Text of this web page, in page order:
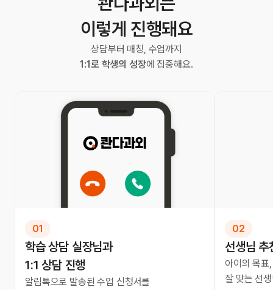
이렇게 진행돼요
상담부터 매칭, 수업까지
1:1로 학생의 성장에 집중해요.
01
학습 상담 실장님과
1:1 상담 진행
알림톡으로 발송된 수업 신청서를
02
선생님 추
아이의 목표
잘 맞는 선